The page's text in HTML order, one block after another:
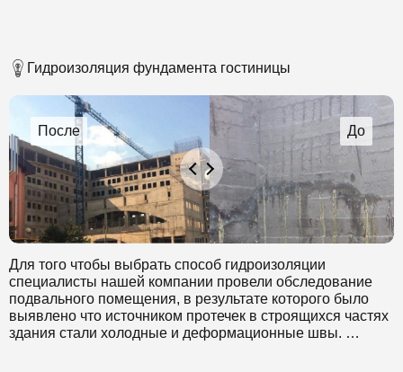
Гидроизоляция фундамента гостиницы
Для того чтобы выбрать способ гидроизоляции
специалисты нашей компании провели обследование
подвального помещения, в результате которого было
выявлено что источником протечек в строящихся частях
здания стали холодные и деформационные швы.